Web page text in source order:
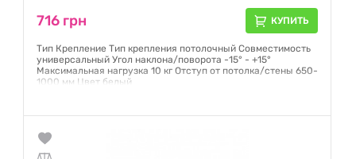
716 грн КУПИТЬ
Тип Крепление Тип крепления потолочный Совместимость
универсальный Угол наклона/поворота -15° - +15°
Максимальная нагрузка 10 кг Отступ от потолка/стены 650-
1000 мм Цвет белый